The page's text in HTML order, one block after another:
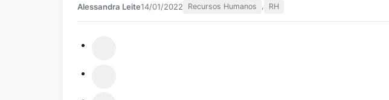
Alessandra Leite14/01/2022 Recursos Humanos , RH